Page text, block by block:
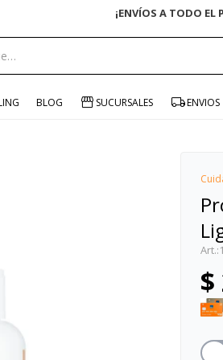
BLOG SUCURSALES ENVIOS
$